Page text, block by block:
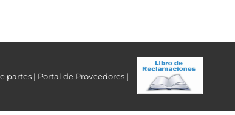
partes | Portal de Proveedores |